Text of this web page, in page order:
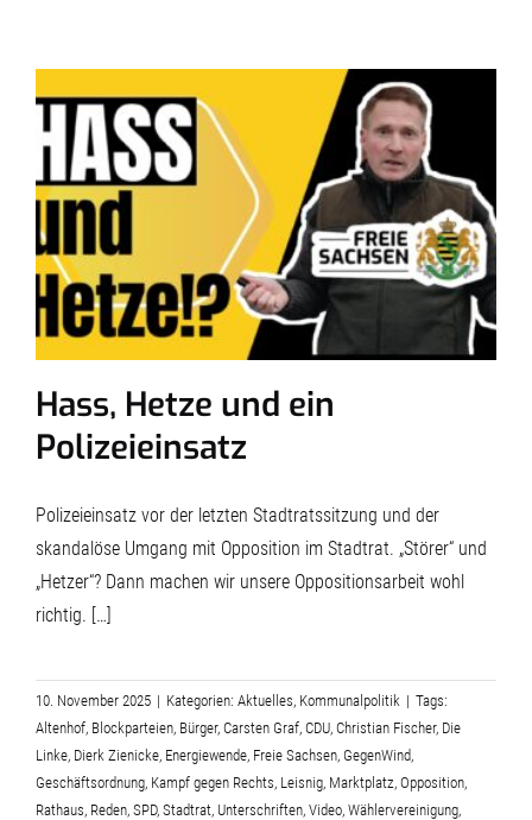
Hass, Hetze und ein
Polizeieinsatz
Polizeieinsatz vor der letzten Stadtratssitzung und der
skandalöse Umgang mit Opposition im Stadtrat. „Störer“ und
„Hetzer“? Dann machen wir unsere Oppositionsarbeit wohl
richtig. […]
10. November 2025 | Kategorien: Aktuelles, Kommunalpolitik | Tags:
Altenhof, Blockparteien, Bürger, Carsten Graf, CDU, Christian Fischer, Die
Linke, Dierk Zienicke, Energiewende, Freie Sachsen, GegenWind,
Geschäftsordnung, Kampf gegen Rechts, Leisnig, Marktplatz, Opposition,
Rathaus, Reden, SPD, Stadtrat, Unterschriften, Video, Wählervereinigung,